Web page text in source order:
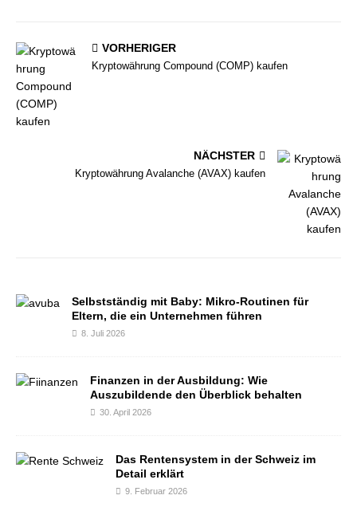
VORHERIGER
Kryptowährung Compound (COMP) kaufen
NÄCHSTER
Kryptowährung Avalanche (AVAX) kaufen
Selbstständig mit Baby: Mikro-Routinen für
Eltern, die ein Unternehmen führen
8. Juli 2026
Finanzen in der Ausbildung: Wie
Auszubildende den Überblick behalten
30. April 2026
Das Rentensystem in der Schweiz im
Detail erklärt
9. Februar 2026